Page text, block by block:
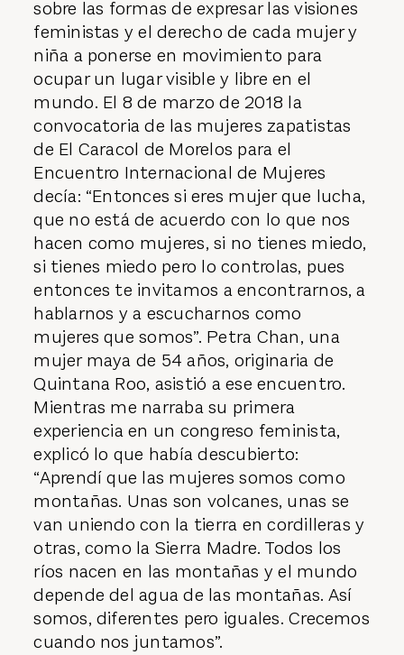
sobre las formas de expresar las visiones
feministas y el derecho de cada mujer y
niña a ponerse en movimiento para
ocupar un lugar visible y libre en el
mundo. El 8 de marzo de 2018 la
convocatoria de las mujeres zapatistas
de El Caracol de Morelos para el
Encuentro Internacional de Mujeres
decía: “Entonces si eres mujer que lucha,
que no está de acuerdo con lo que nos
hacen como mujeres, si no tienes miedo,
si tienes miedo pero lo controlas, pues
entonces te invitamos a encontrarnos, a
hablarnos y a escucharnos como
mujeres que somos”. Petra Chan, una
mujer maya de 54 años, originaria de
Quintana Roo, asistió a ese encuentro.
Mientras me narraba su primera
experiencia en un congreso feminista,
explicó lo que había descubierto:
“Aprendí que las mujeres somos como
montañas. Unas son volcanes, unas se
van uniendo con la tierra en cordilleras y
otras, como la Sierra Madre. Todos los
ríos nacen en las montañas y el mundo
depende del agua de las montañas. Así
somos, diferentes pero iguales. Crecemos
cuando nos juntamos”.